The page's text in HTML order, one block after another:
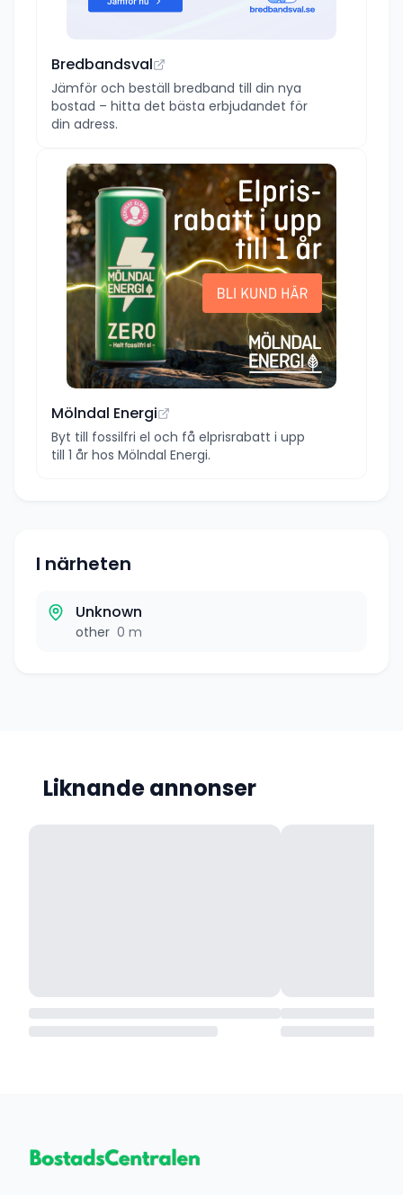
Bredbandsval
Jämför och beställ bredband till din nya
bostad – hitta det bästa erbjudandet för
din adress.
Mölndal Energi
Byt till fossilfri el och få elprisrabatt i upp
till 1 år hos Mölndal Energi.
I närheten
Unknown
other 0 m
Liknande annonser